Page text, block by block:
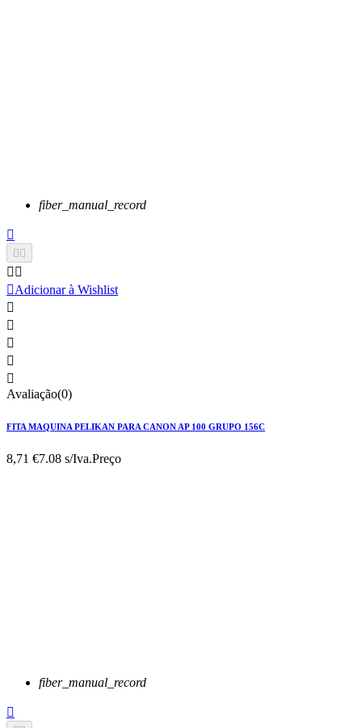
fiber_manual_record


 
Adicionar à Wishlist





Avaliação(0)
FITA MAQUINA PELIKAN PARA CANON AP 100 GRUPO 156C
8,71 €7.08 s/Iva.Preço
fiber_manual_record
